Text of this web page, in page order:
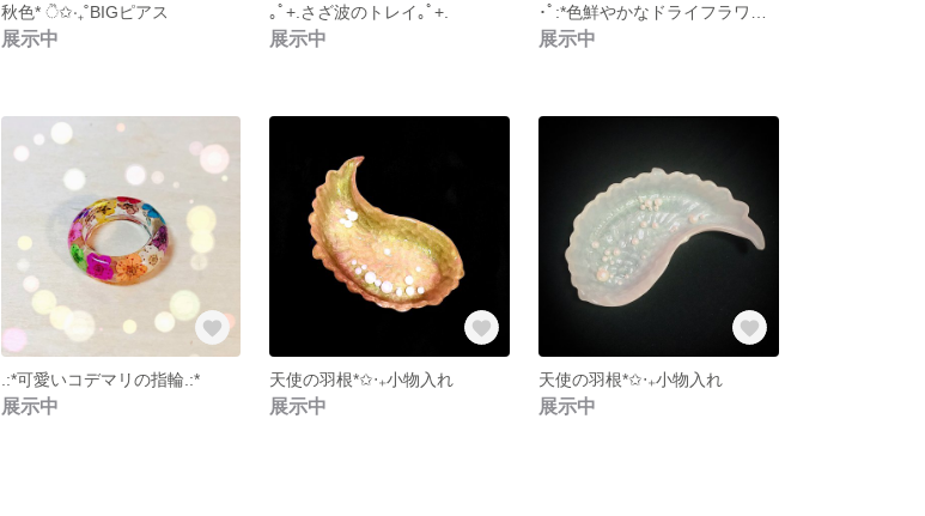
秋色* ੈ✩‧₊˚BIGピアス
展示中
｡ﾟ+.さざ波のトレイ｡ﾟ+.
展示中 展示中
.:*可愛いコデマリの指輪.:*
展示中
天使の羽根*✩‧₊小物入れ
展示中
天使の羽根*✩‧₊小物入れ
展示中